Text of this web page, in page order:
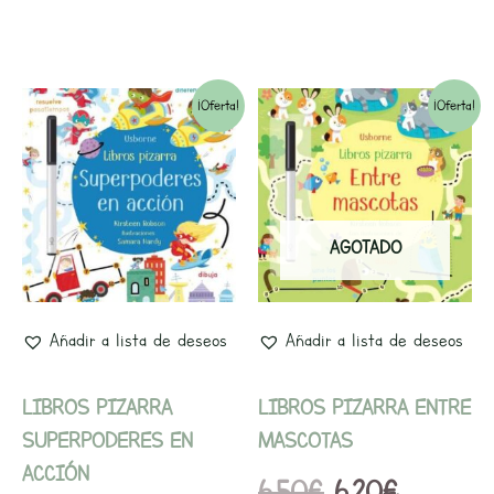
¡Oferta!
Añadir a lista de deseos
LIBROS PIZARRA
SUPERPODERES EN
ACCIÓN
El
precio
original
era:
6,50€.
El
precio
actual
es:
6,20€.
¡Oferta!
AGOTADO
Añadir a lista de deseos
LIBROS PIZARRA ENTRE
MASCOTAS
El
precio
original
era:
6,50€.
El
precio
actual
es:
6,20€.